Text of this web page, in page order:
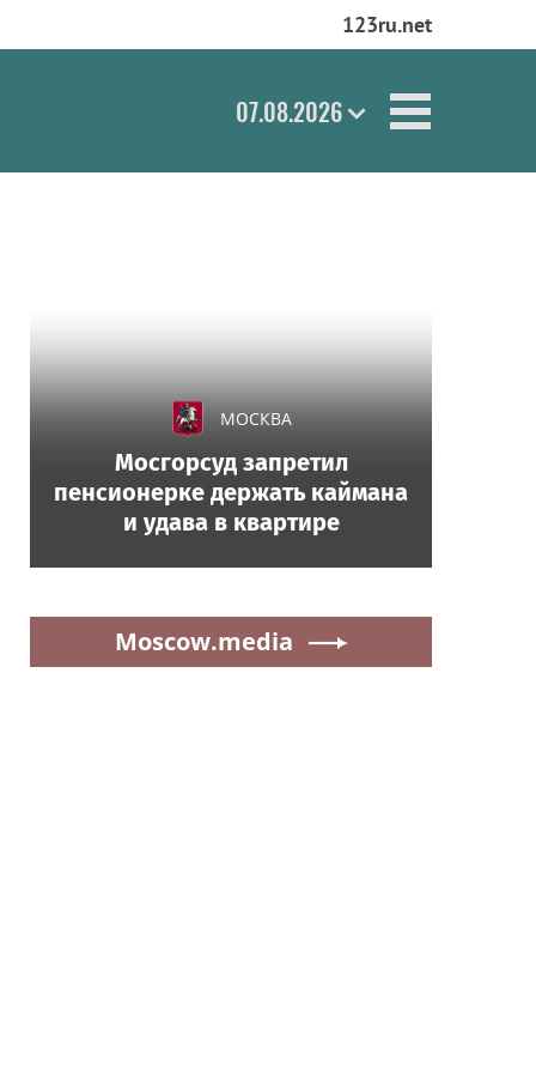
123ru.net
07.08.2026
МОСКВА
Мосгорсуд запретил
пенсионерке держать каймана
и удава в квартире
Moscow.media